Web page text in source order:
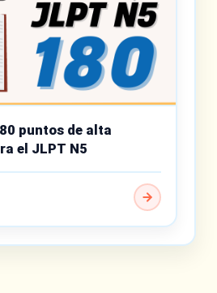
puntos de alta
el JLPT N5